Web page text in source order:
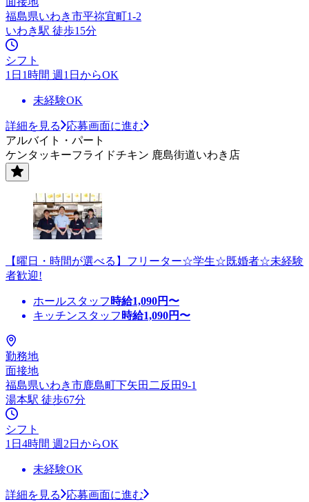
福島県いわき市平祢宜町1-2
いわき駅 徒歩15分
シフト
1日1時間 週1日からOK
未経験OK
詳細を見る
応募画面に進む
アルバイト・パート
ケンタッキーフライドチキン 鹿島街道いわき店
【曜日・時間が選べる】フリーター☆学生☆既婚者☆未経験
者歓迎!
ホールスタッフ 時給1,090円〜
キッチンスタッフ 時給1,090円〜
勤務地
面接地
福島県いわき市鹿島町下矢田二反田9-1
湯本駅 徒歩67分
シフト
1日4時間 週2日からOK
未経験OK
詳細を見る
応募画面に進む